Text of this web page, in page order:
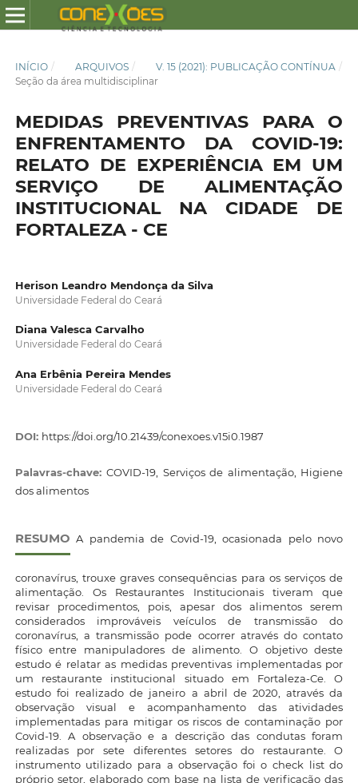
INÍCIO / ARQUIVOS / V. 15 (2021): PUBLICAÇÃO CONTÍNUA /
Seção da área multidisciplinar
MEDIDAS PREVENTIVAS PARA O
ENFRENTAMENTO DA COVID-19:
RELATO DE EXPERIÊNCIA EM UM
SERVIÇO DE ALIMENTAÇÃO
INSTITUCIONAL NA CIDADE DE
FORTALEZA - CE
Herison Leandro Mendonça da Silva
Universidade Federal do Ceará
Diana Valesca Carvalho
Universidade Federal do Ceará
Ana Erbênia Pereira Mendes
Universidade Federal do Ceará
DOI: https://doi.org/10.21439/conexoes.v15i0.1987
Palavras-chave:COVID-19, Serviços de alimentação, Higiene
dos alimentos
RESUMO A pandemia de Covid-19, ocasionada pelo novo
coronavírus, trouxe graves consequências para os serviços de
alimentação. Os Restaurantes Institucionais tiveram que
revisar procedimentos, pois, apesar dos alimentos serem
considerados improváveis veículos de transmissão do
coronavírus, a transmissão pode ocorrer através do contato
físico entre manipuladores de alimento. O objetivo deste
estudo é relatar as medidas preventivas implementadas por
um restaurante institucional situado em Fortaleza-Ce. O
estudo foi realizado de janeiro a abril de 2020, através da
observação visual e acompanhamento das atividades
implementadas para mitigar os riscos de contaminação por
Covid-19. A observação e a descrição das condutas foram
realizadas por sete diferentes setores do restaurante. O
instrumento utilizado para a observação foi o check list do
próprio setor, elaborado com base na lista de verificação das